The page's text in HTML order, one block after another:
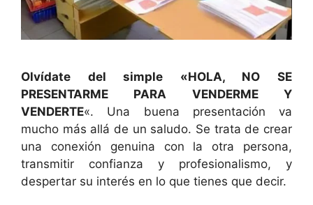
Olvídate del simple «HOLA, NO SE
PRESENTARME PARA VENDERME Y
VENDERTE«. Una buena presentación va
mucho más allá de un saludo. Se trata de crear
una conexión genuina con la otra persona,
transmitir confianza y profesionalismo, y
despertar su interés en lo que tienes que decir.